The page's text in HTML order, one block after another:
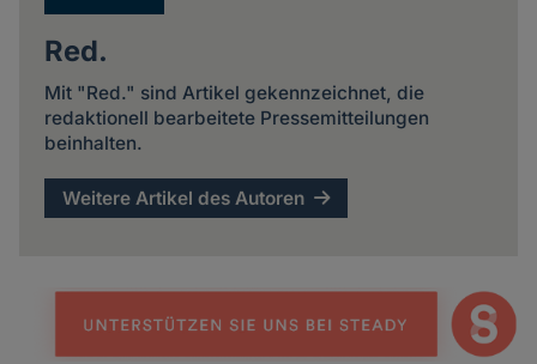
Red.
Mit "Red." sind Artikel gekennzeichnet, die
redaktionell bearbeitete Pressemitteilungen
beinhalten.
Weitere Artikel des Autoren